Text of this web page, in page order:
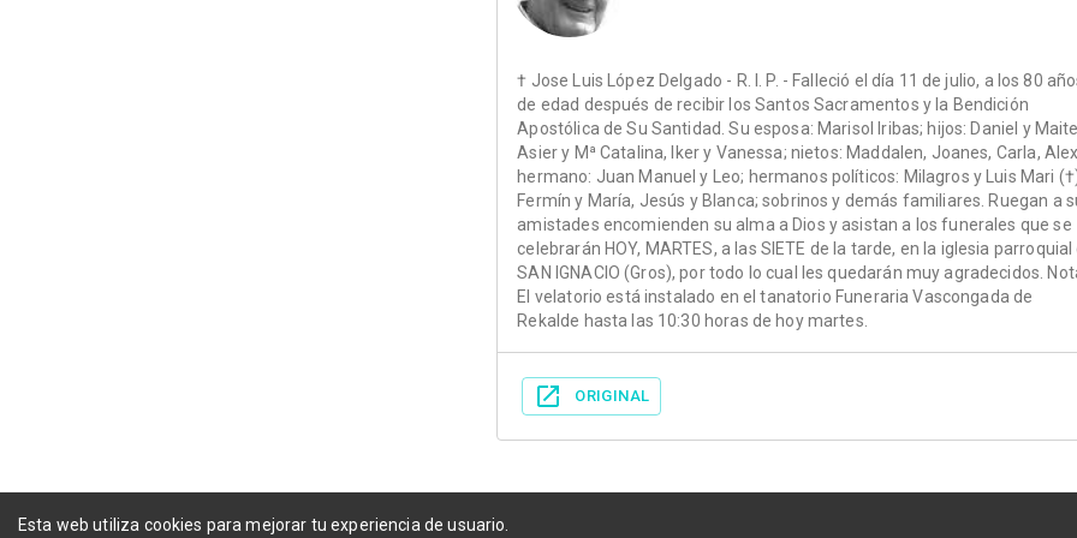
† Jose Luis López Delgado - R. I. P. - Falleció el día 11 de julio, a los 80
de edad después de recibir los Santos Sacramentos y la Bendición
Apostólica de Su Santidad. Su esposa: Marisol Iribas; hijos: Daniel y
Asier y Mª Catalina, Iker y Vanessa; nietos: Maddalen, Joanes, Carla,
hermano: Juan Manuel y Leo; hermanos políticos: Milagros y Luis Mari
Fermín y María, Jesús y Blanca; sobrinos y demás familiares. Ruegan a
amistades encomienden su alma a Dios y asistan a los funerales que se
celebrarán HOY, MARTES, a las SIETE de la tarde, en la iglesia parroquial
SAN IGNACIO (Gros), por todo lo cual les quedarán muy agradecidos.
El velatorio está instalado en el tanatorio Funeraria Vascongada de
Rekalde hasta las 10:30 horas de hoy martes.
ORIGINAL
Esta web utiliza cookies para mejorar tu experiencia de usuario.